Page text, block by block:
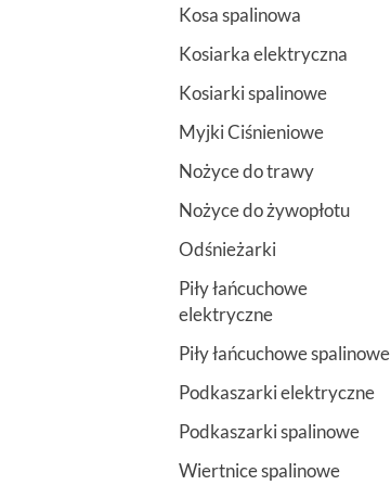
Kosa spalinowa
Kosiarka elektryczna
Kosiarki spalinowe
Myjki Ciśnieniowe
Nożyce do trawy
Nożyce do żywopłotu
Odśnieżarki
Piły łańcuchowe
elektryczne
Piły łańcuchowe spalinowe
Podkaszarki elektryczne
Podkaszarki spalinowe
Wiertnice spalinowe